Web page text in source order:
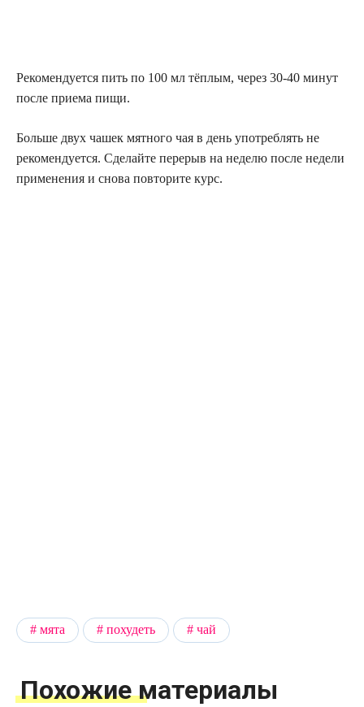
Рекомендуется пить по 100 мл тёплым, через 30-40 минут
после приема пищи.
Больше двух чашек мятного чая в день употреблять не
рекомендуется. Сделайте перерыв на неделю после недели
применения и снова повторите курс.
мята похудеть чай
Похожие материалы